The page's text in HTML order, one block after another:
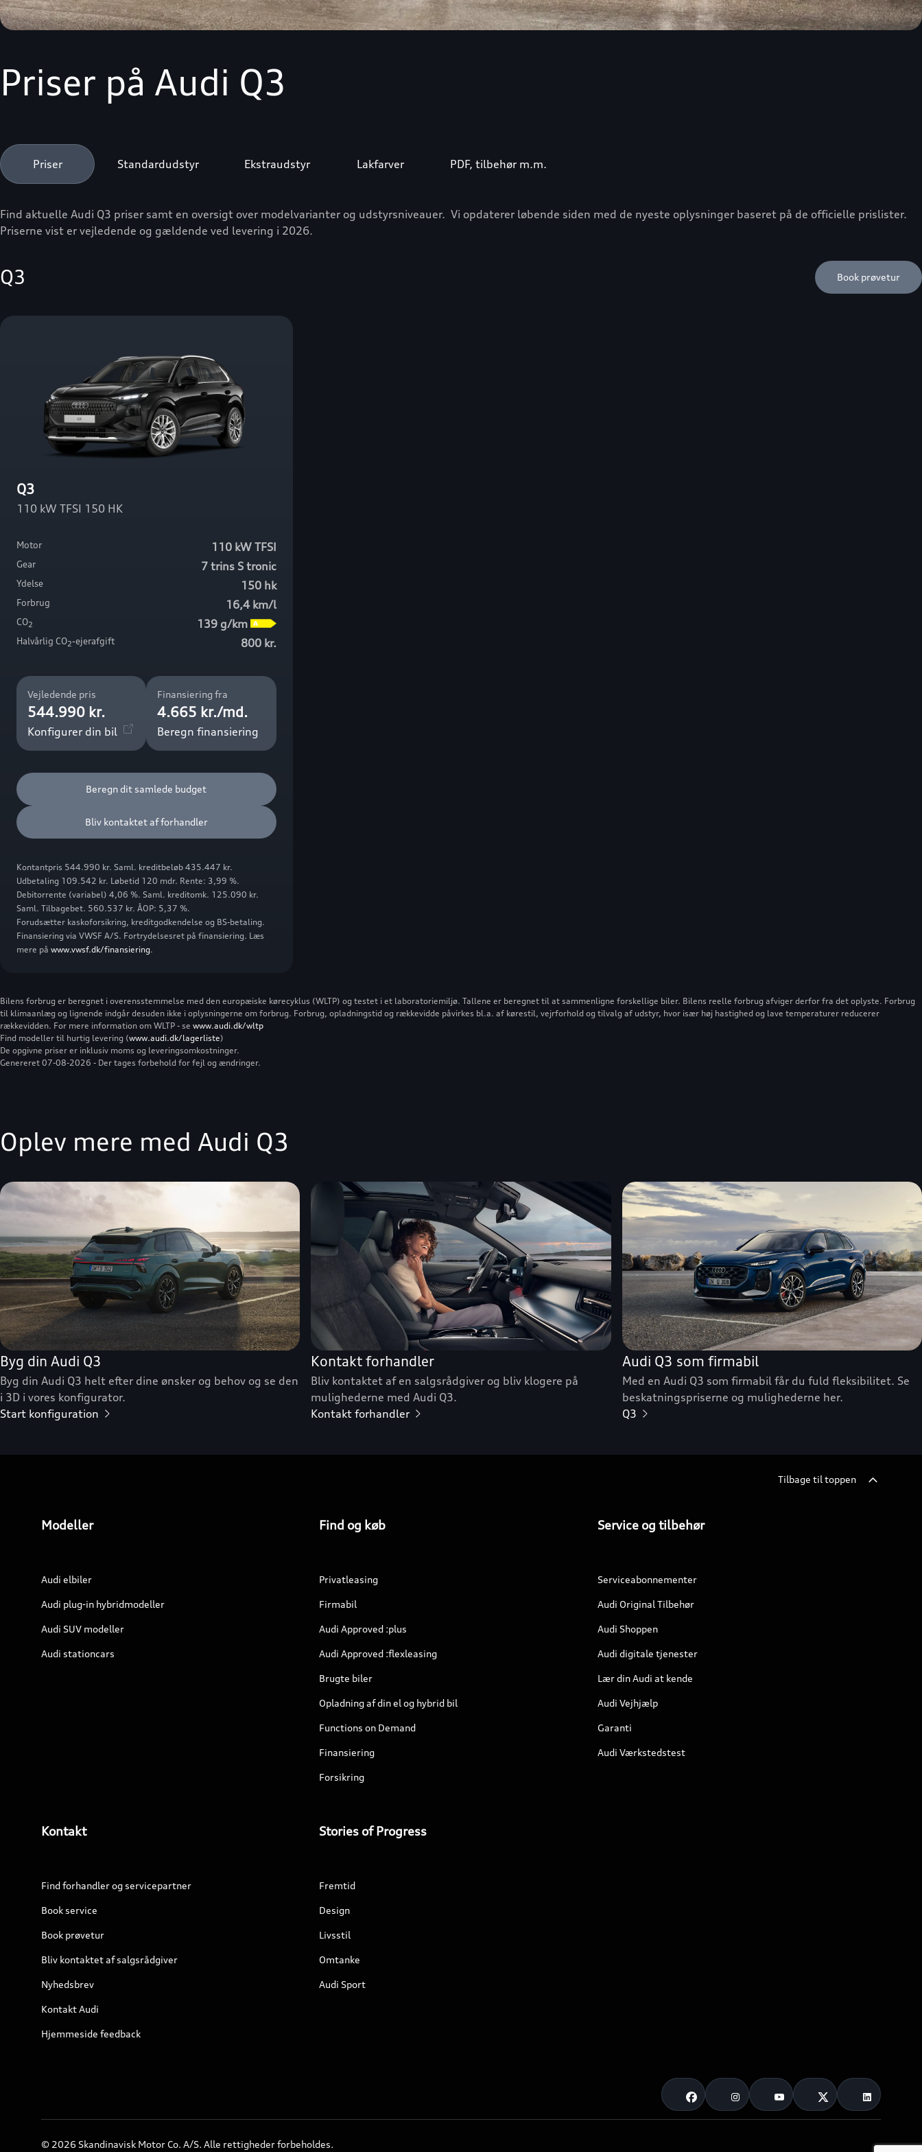
Priser på Audi Q3
Priser Standardudstyr Ekstraudstyr Lakfarver PDF, tilbehør m.m.
Find aktuelle Audi Q3 priser samt en oversigt over modelvarianter og udstyrsniveauer. Vi opdaterer løbende siden med de nyeste oplysninger baseret på de officielle prislister.
Priserne vist er vejledende og gældende ved levering i 2026.
Q3 Book prøvetur
Q3
110 kW TFSI 150 HK
110 kW TFSI
Motor
7 trins S tronic
Gear
150 hk
Ydelse
16,4 km/l
Forbrug
139 g/km
CO2
800 kr.
Halvårlig CO2-ejerafgift
Vejledende pris
544.990 kr.
Konfigurer din bil
Finansiering fra
4.665 kr./md.
Beregn finansiering
Beregn dit samlede budget
Bliv kontaktet af forhandler
Kontantpris 544.990 kr. Saml. kreditbeløb 435.447 kr.
Udbetaling 109.542 kr. Løbetid 120 mdr. Rente: 3,99 %.
Debitorrente (variabel) 4,06 %. Saml. kreditomk. 125.090 kr.
Saml. Tilbagebet. 560.537 kr. ÅOP: 5,37 %.
Forudsætter kaskoforsikring, kreditgodkendelse og BS-betaling.
Finansiering via VWSF A/S. Fortrydelsesret på finansiering. Læs
mere på www.vwsf.dk/finansiering.
Bilens forbrug er beregnet i overensstemmelse med den europæiske kørecyklus (WLTP) og testet i et laboratoriemiljø. Tallene er beregnet til at sammenligne forskellige biler. Bilens reelle forbrug afviger derfor fra det oplyste. Forbrug
til klimaanlæg og lignende indgår desuden ikke i oplysningerne om forbrug. Forbrug, opladningstid og rækkevidde påvirkes bl.a. af kørestil, vejrforhold og tilvalg af udstyr, hvor især høj hastighed og lave temperaturer reducerer
rækkevidden. For mere information om WLTP - se www.audi.dk/wltp
Find modeller til hurtig levering (www.audi.dk/lagerliste)
De opgivne priser er inklusiv moms og leveringsomkostninger.
Genereret 07-08-2026 - Der tages forbehold for fejl og ændringer.
Oplev mere med Audi Q3
Byg din Audi Q3
Byg din Audi Q3 helt efter dine ønsker og behov og se den
i 3D i vores konfigurator.
Start konfiguration
Kontakt forhandler
Bliv kontaktet af en salgsrådgiver og bliv klogere på
mulighederne med Audi Q3.
Kontakt forhandler
Audi Q3 som firmabil
Med en Audi Q3 som firmabil får du fuld fleksibilitet. Se
beskatningspriserne og mulighederne her.
Q3
Tilbage til toppen
Modeller
Audi elbiler
Audi plug-in hybridmodeller
Audi SUV modeller
Audi stationcars
Find og køb
Privatleasing
Firmabil
Audi Approved :plus
Audi Approved :flexleasing
Brugte biler
Opladning af din el og hybrid bil
Functions on Demand
Finansiering
Forsikring
Service og tilbehør
Serviceabonnementer
Audi Original Tilbehør
Audi Shoppen
Audi digitale tjenester
Lær din Audi at kende
Audi Vejhjælp
Garanti
Audi Værkstedstest
Kontakt
Find forhandler og servicepartner
Book service
Book prøvetur
Bliv kontaktet af salgsrådgiver
Nyhedsbrev
Kontakt Audi
Hjemmeside feedback
Stories of Progress
Fremtid
Design
Livsstil
Omtanke
Audi Sport
© 2026 Skandinavisk Motor Co. A/S. Alle rettigheder forbeholdes.